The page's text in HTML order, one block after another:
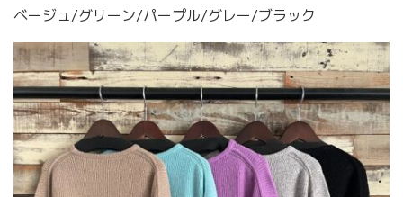
ベージュ/グリーン/パープル/グレー/ブラック